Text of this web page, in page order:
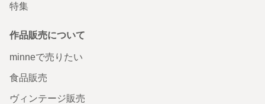
特集
作品販売について
minneで売りたい
食品販売
ヴィンテージ販売